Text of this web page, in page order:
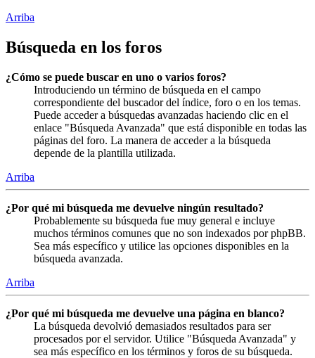
Arriba
Búsqueda en los foros
¿Cómo se puede buscar en uno o varios foros?
Introduciendo un término de búsqueda en el campo
correspondiente del buscador del índice, foro o en los temas.
Puede acceder a búsquedas avanzadas haciendo clic en el
enlace "Búsqueda Avanzada" que está disponible en todas las
páginas del foro. La manera de acceder a la búsqueda
depende de la plantilla utilizada.
Arriba
¿Por qué mi búsqueda me devuelve ningún resultado?
Probablemente su búsqueda fue muy general e incluye
muchos términos comunes que no son indexados por phpBB.
Sea más específico y utilice las opciones disponibles en la
búsqueda avanzada.
Arriba
¿Por qué mi búsqueda me devuelve una página en blanco?
La búsqueda devolvió demasiados resultados para ser
procesados por el servidor. Utilice "Búsqueda Avanzada" y
sea más específico en los términos y foros de su búsqueda.